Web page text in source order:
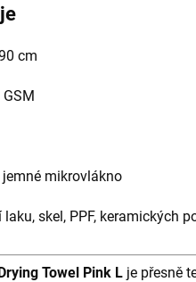
cm
mikrovlákno
laku, skel, PPF, keramických
Towel Pink L je přesně